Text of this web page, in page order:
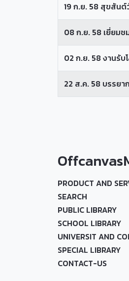
19 ก.ย. 58 สุขสัน
08 ก.ย. 58 เยี่ยม
02 ก.ย. 58 งานรับ
22 ส.ค. 58 บรรย
PRODUCT AND
SEARCH
PUBLIC LIBRARY
SCHOOL LIBRARY
UNIVERSIT AND
SPECIAL LIBRARY
CONTACT-US